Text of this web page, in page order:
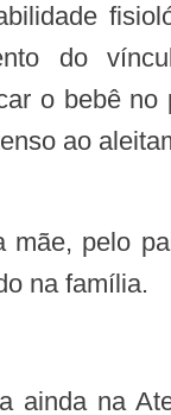
do
o bebê
ao
na família.